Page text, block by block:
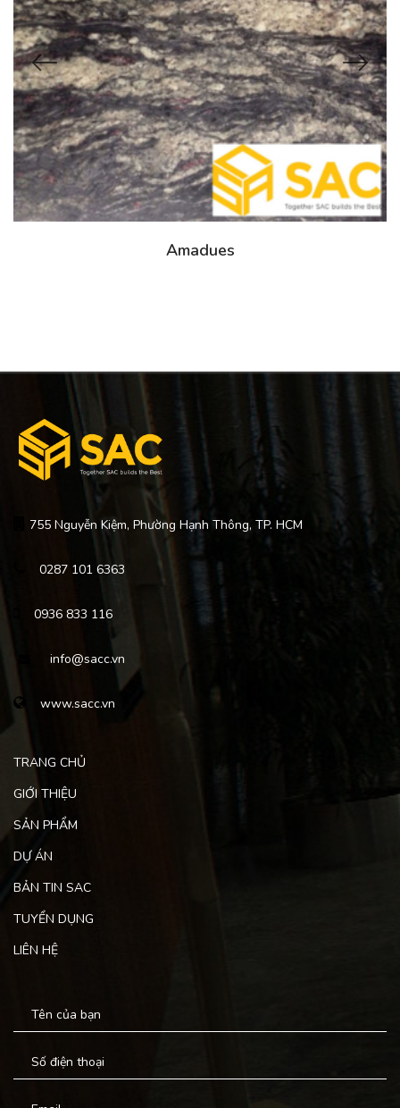
Amadues
755 Nguyễn Kiệm, Phường Hạnh Thông, TP. HCM
0287 101 6363
0936 833 116
info@sacc.vn
www.sacc.vn
TRANG CHỦ
GIỚI THIỆU
SẢN PHẨM
DỰ ÁN
BẢN TIN SAC
TUYỂN DỤNG
LIÊN HỆ